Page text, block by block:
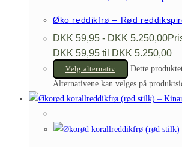
Øko reddikfrø – Rød
DKK 59,95 - DKK 5.250,00
DKK 59,95 til DKK 5.250,00
Velg alternativ
Dette
Alternativene kan velges på